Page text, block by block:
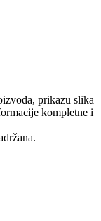
prikazu slika
kompletne i